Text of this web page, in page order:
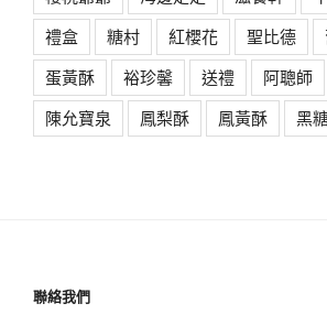
禮盒
糖村 紅櫻花 聖比德
蛋黃酥
裕珍馨 送禮 阿聰師
陳允寶泉
鳳梨酥 鳳黃酥 黑
聯絡我們